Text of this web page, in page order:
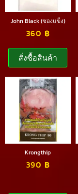
John Black (ซองแข็ง)
360 ฿
สั่งซื้อสินค้า
Krongthip
390 ฿